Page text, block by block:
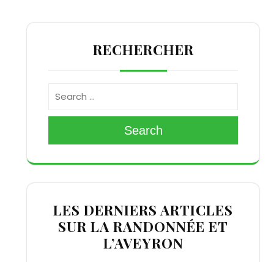
RECHERCHER
Search
LES DERNIERS ARTICLES
SUR LA RANDONNÉE ET
L’AVEYRON